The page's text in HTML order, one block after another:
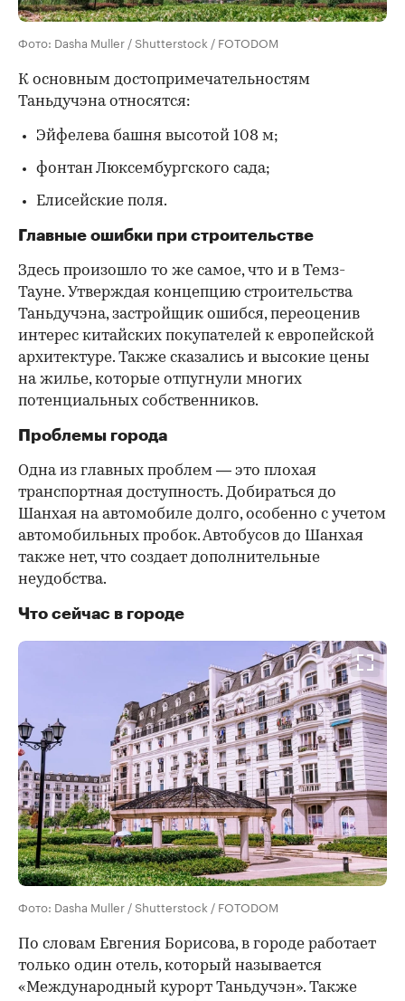
Фото: Dasha Muller / Shutterstock / FOTODOM
К основным достопримечательностям
Таньдучэна относятся:
Эйфелева башня высотой 108 м;
фонтан Люксембургского сада;
Елисейские поля.
Главные ошибки при строительстве
Здесь произошло то же самое, что и в Темз-
Тауне. Утверждая концепцию строительства
Таньдучэна, застройщик ошибся, переоценив
интерес китайских покупателей к европейской
архитектуре. Также сказались и высокие цены
на жилье, которые отпугнули многих
потенциальных собственников.
Проблемы города
Одна из главных проблем — это плохая
транспортная доступность. Добираться до
Шанхая на автомобиле долго, особенно с учетом
автомобильных пробок. Автобусов до Шанхая
также нет, что создает дополнительные
неудобства.
Что сейчас в городе
Фото: Dasha Muller / Shutterstock / FOTODOM
По словам Евгения Борисова, в городе работает
только один отель, который называется
«Международный курорт Таньдучэн». Также